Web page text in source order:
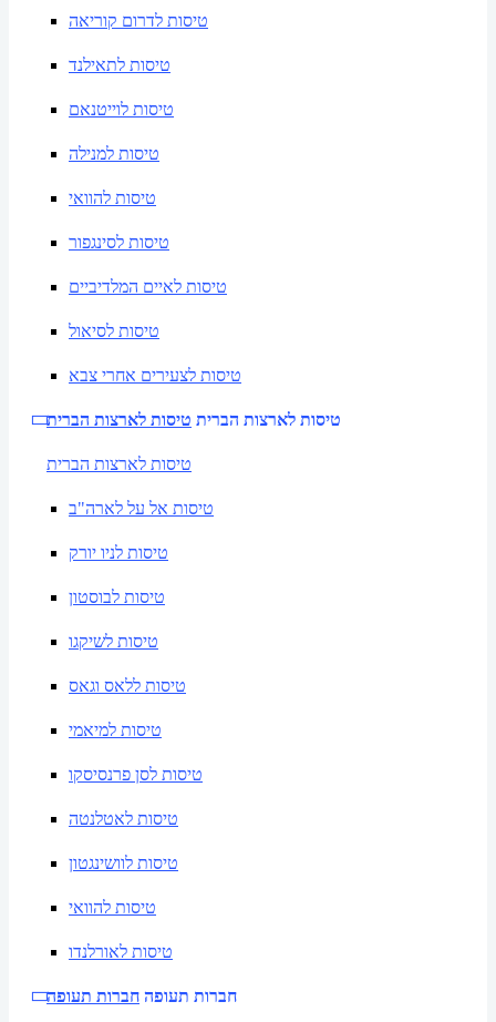
טיסות לדרום קוריאה
טיסות לתאילנד
טיסות לוייטנאם
טיסות למנילה
טיסות להוואי
טיסות לסינגפור
טיסות לאיים המלדיביים
טיסות לסיאול
טיסות לצעירים אחרי צבא
טיסות לארצות הברית טיסות לארצות הברית
טיסות לארצות הברית
טיסות אל על לארה"ב
טיסות לניו יורק
טיסות לבוסטון
טיסות לשיקגו
טיסות ללאס וגאס
טיסות למיאמי
טיסות לסן פרנסיסקו
טיסות לאטלנטה
טיסות לוושינגטון
טיסות להוואי
טיסות לאורלנדו
חברות תעופה חברות תעופה